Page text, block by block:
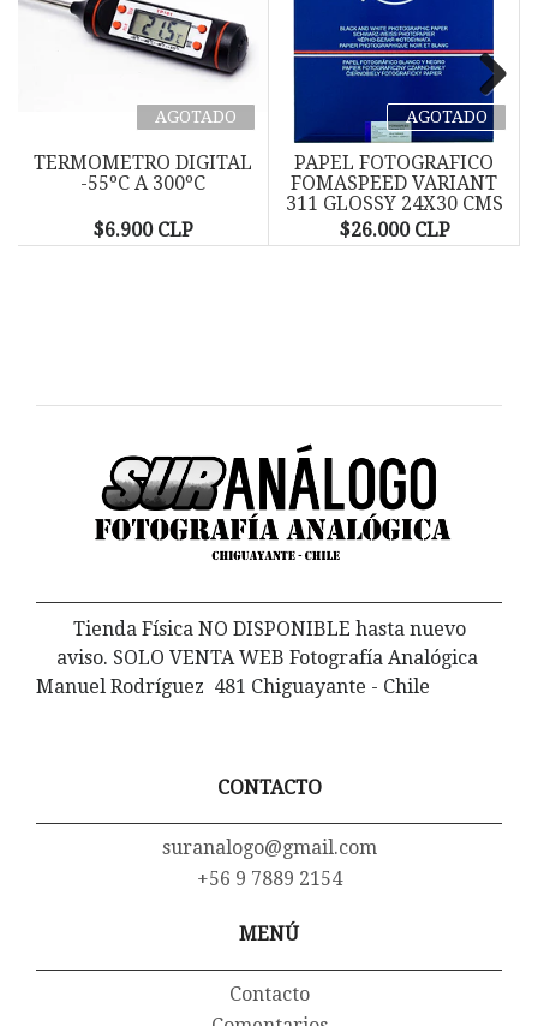
AGOTADO
TERMOMETRO DIGITAL
-55ºC A 300ºC
$6.900 CLP
AGOTADO
PAPEL FOTOGRAFICO
FOMASPEED VARIANT
311 GLOSSY 24X30 CMS
- PACK...
$26.000 CLP
Next
Tienda Física NO DISPONIBLE hasta nuevo
aviso. SOLO VENTA WEB Fotografía Analógica
Manuel Rodríguez 481 Chiguayante - Chile
CONTACTO
suranalogo@gmail.com
+56 9 7889 2154
MENÚ
Contacto